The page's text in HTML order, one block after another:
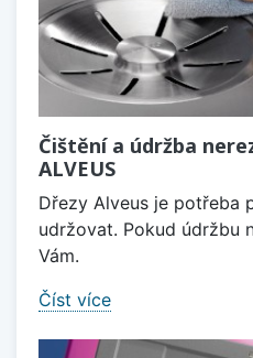
Čištění a údržba
ALVEUS
Dřezy Alveus je potřeba
udržovat. Pokud údržbu
Vám.
Číst více